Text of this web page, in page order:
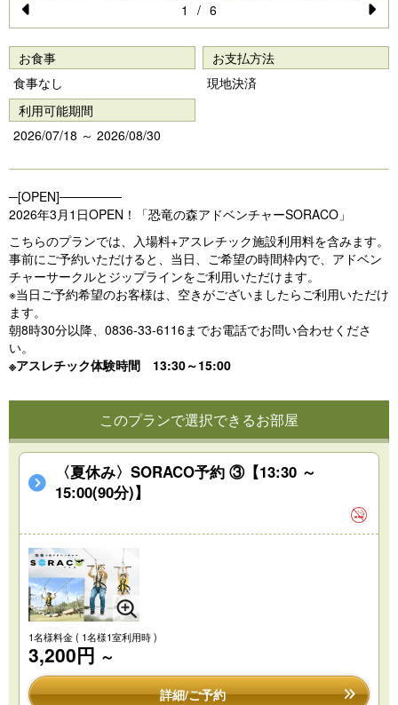
Pr
e
vi
o
u
s
N
1 / 6
お食事
食事なし
お支払方法
現地決済
利用可能期間
2026/07/18 ～ 2026/08/30
─[OPEN]───────
2026年3月1日OPEN！「恐竜の森アドベンチャーSORACO」
こちらのプランでは、入場料+アスレチック施設利用料を含みます。
事前にご予約いただけると、当日、ご希望の時間枠内で、アドベン
チャーサークルとジップラインをご利用いただけます。
※当日ご予約希望のお客様は、空きがございましたらご利用いただけ
ます。
朝8時30分以降、0836-33-6116までお電話でお問い合わせくださ
い。
※アスレチック体験時間 13:30～15:00
このプランで選択できるお部屋
〈夏休み〉SORACO予約 ③【13:30 ～
15:00(90分)】
1名様料金( 1名様1室利用時 )
3,200円 ～
詳細/ご予約